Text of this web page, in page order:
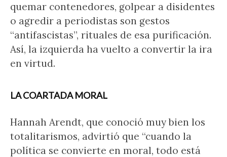
quemar contenedores, golpear a disidentes
o agredir a periodistas son gestos
“antifascistas”, rituales de esa purificación.
Así, la izquierda ha vuelto a convertir la ira
en virtud.
LA COARTADA MORAL
Hannah Arendt, que conoció muy bien los
totalitarismos, advirtió que “cuando la
política se convierte en moral, todo está